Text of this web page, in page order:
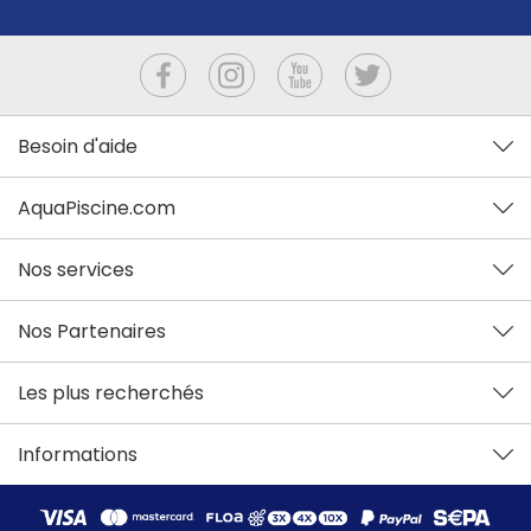
Besoin d'aide
AquaPiscine.com
Nos services
Nos Partenaires
Les plus recherchés
Informations